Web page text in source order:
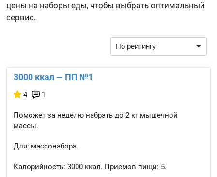
цены на наборы еды, чтобы выбрать оптимальный
сервис.
3000 ккал — ПП №1
4 1
Поможет за неделю набрать до 2 кг мышечной
массы.
Для: массонабора.
Калорийность: 3000 ккал. Приемов пищи: 5.